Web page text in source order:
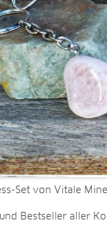
Set von Vitale
Bestseller aller